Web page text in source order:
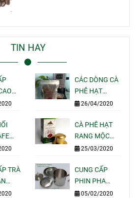
TIN HAY
CÁC DÒNG CÀ
PHÊ HẠT
RANG MỘC
ESPRESSO
NGON CỦA
MOTHERLAND
26/04/2020
CÀ PHÊ HẠT
RANG MỘC
GÓI 250G PHA
-
MOTHERLAND
COFFEE
25/03/2020
TRÀ
CUNG CẤP
PHIN PHA
CAFE INOX 304
05/02/2020